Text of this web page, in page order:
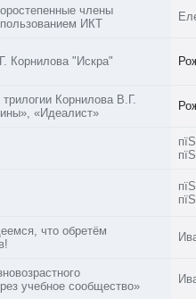
члены
ИКТ
Корнилова "Искра"
Корнилова В.Г.
«Идеалист»
что обретём
учебное сообщество»